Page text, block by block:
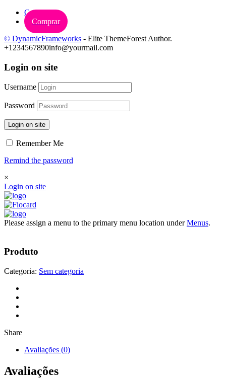
Carrinho
Comprar
© DynamicFrameworks - Elite ThemeForest Author.
+1234567890info@yourmail.com
Login on site
Username
Password
Login on site
Remember Me
Remind the password
×
Login on site
Please assign a menu to the primary menu location underMenus.
Produto
Categoria: Sem categoria
Share
Avaliações (0)
Avaliações